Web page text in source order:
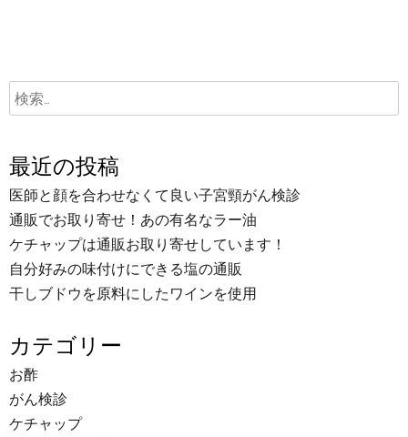
最近の投稿
医師と顔を合わせなくて良い子宮頸がん検診
通販でお取り寄せ！あの有名なラー油
ケチャップは通販お取り寄せしています！
自分好みの味付けにできる塩の通販
干しブドウを原料にしたワインを使用
カテゴリー
お酢
がん検診
ケチャップ